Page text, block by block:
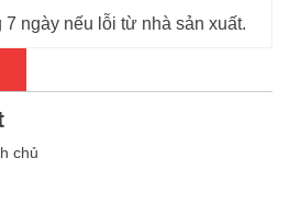
ngày nếu lỗi từ nhà sản xuất.
chủ